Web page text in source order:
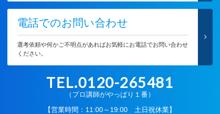
電話でのお問い合わせ
選考依頼や何かご不明点があればお気軽にお電話でお問い合わせ
ください。
TEL.0120-265481
（プロ講師がやっぱり１番）
【営業時間：11:00～19:00 土日祝休業】